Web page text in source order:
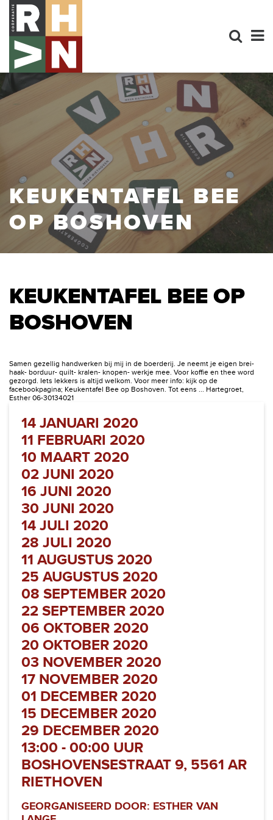
KEUKENTAFEL BEE
OP BOSHOVEN
KEUKENTAFEL BEE OP
BOSHOVEN
Samen gezellig handwerken bij mij in de boerderij. Je neemt je eigen brei-
haak- borduur- quilt- kralen- knopen- werkje mee. Voor koffie en thee word
gezorgd. Iets lekkers is altijd welkom. Voor meer info: kijk op de
facebookpagina; Keukentafel Bee op Boshoven. Tot eens ... Hartegroet,
Esther 06-30134021
14 JANUARI 2020
11 FEBRUARI 2020
10 MAART 2020
02 JUNI 2020
16 JUNI 2020
30 JUNI 2020
14 JULI 2020
28 JULI 2020
11 AUGUSTUS 2020
25 AUGUSTUS 2020
08 SEPTEMBER 2020
22 SEPTEMBER 2020
06 OKTOBER 2020
20 OKTOBER 2020
03 NOVEMBER 2020
17 NOVEMBER 2020
01 DECEMBER 2020
15 DECEMBER 2020
29 DECEMBER 2020
13:00 - 00:00 UUR
BOSHOVENSESTRAAT 9, 5561 AR
RIETHOVEN
GEORGANISEERD DOOR: ESTHER VAN